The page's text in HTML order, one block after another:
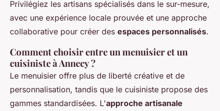
Privilégiez les artisans spécialisés dans le sur-mesure,
avec une expérience locale prouvée et une approche
collaborative pour créer des espaces personnalisés.
Comment choisir entre un menuisier et un
cuisiniste à Annecy ?
Le menuisier offre plus de liberté créative et de
personnalisation, tandis que le cuisiniste propose des
gammes standardisées. L'approche artisanale